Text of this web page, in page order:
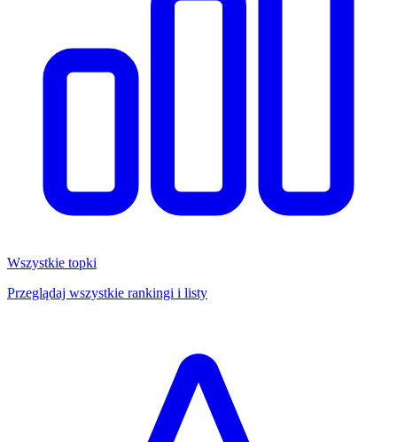
Wszystkie topki
Przeglądaj wszystkie rankingi i listy